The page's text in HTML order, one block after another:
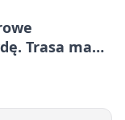
Trasa ma